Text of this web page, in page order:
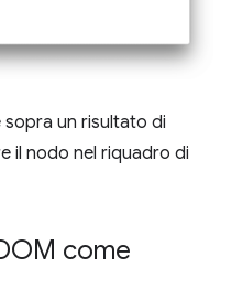
sopra un risultato di
il nodo nel riquadro di
come